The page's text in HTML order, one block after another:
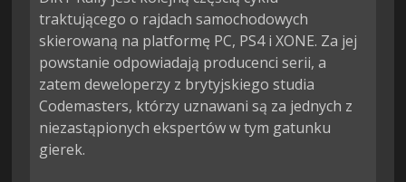
traktującego o rajdach samochodowych
skierowaną na platformę PC, PS4 i XONE. Za jej
powstanie odpowiadają producenci serii, a
zatem deweloperzy z brytyjskiego studia
Codemasters, którzy uznawani są za jednych z
niezastąpionych ekspertów w tym gatunku
gierek.